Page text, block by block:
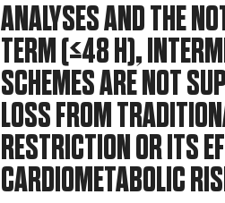
ANALYSES AND THE
TERM (≤48 H),
SCHEMES ARE NOT
LOSS FROM
RESTRICTION OR ITS
CARDIOMETABOLIC